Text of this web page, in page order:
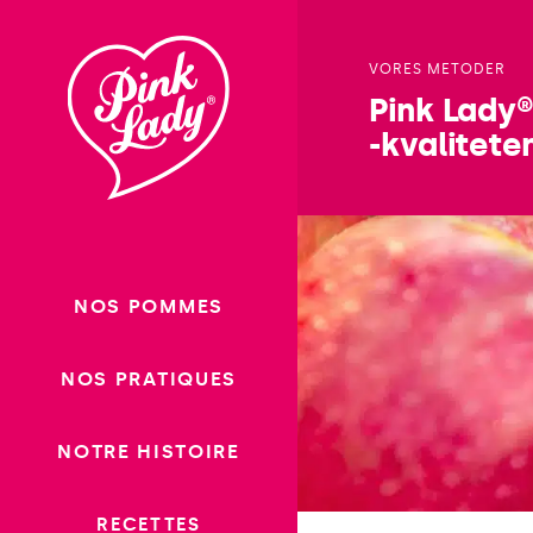
contenu
NOS POMMES
NOS PRATIQUES
NOTRE HISTOIRE
RECETTES
VORES METODER
Pink Lady®
-